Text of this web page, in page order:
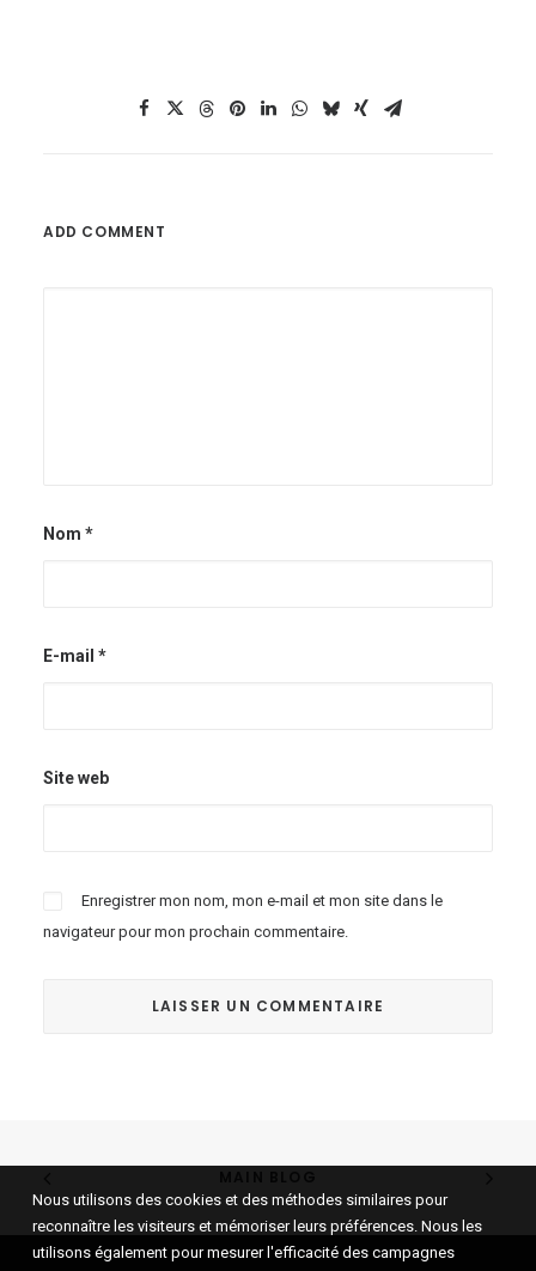
ADD COMMENT
Nom *
E-mail *
Site web
Enregistrer mon nom, mon e-mail et mon site dans le
navigateur pour mon prochain commentaire.
Nous utilisons des cookies et des méthodes similaires pour
reconnaître les visiteurs et mémoriser leurs préférences. Nous les
utilisons également pour mesurer l'efficacité des campagnes